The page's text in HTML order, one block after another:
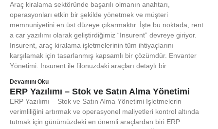
Araç kiralama sektöründe başarılı olmanın anahtarı,
operasyonları etkin bir şekilde yönetmek ve müşteri
memnuniyetini en üst düzeye çıkarmaktır. İşte bu noktada, rent
a car yazılımı olarak geliştirdiğimiz “Insurent” devreye giriyor.
Insurent, araç kiralama işletmelerinin tüm ihtiyaçlarını
karşılamak için tasarlanmış kapsamlı bir çözümdür. Envanter
Yönetimi: Insurent ile filonuzdaki araçları detaylı bir
Devamını Oku
ERP Yazılımı – Stok ve Satın Alma Yönetimi
ERP Yazılımı – Stok ve Satın Alma Yönetimi İşletmelerin
verimliliğini artırmak ve operasyonel maliyetleri kontrol altında
tutmak için günümüzdeki en önemli araçlardan biri ERP